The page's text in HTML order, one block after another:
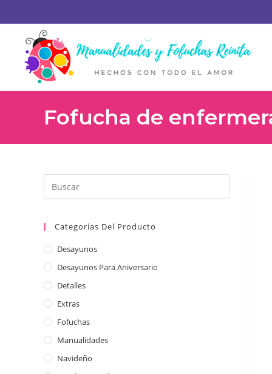
Fofucha de
Categorías Del Producto
Desayunos
Desayunos Para Aniversario
Detalles
Extras
Fofuchas
Manualidades
Navideño